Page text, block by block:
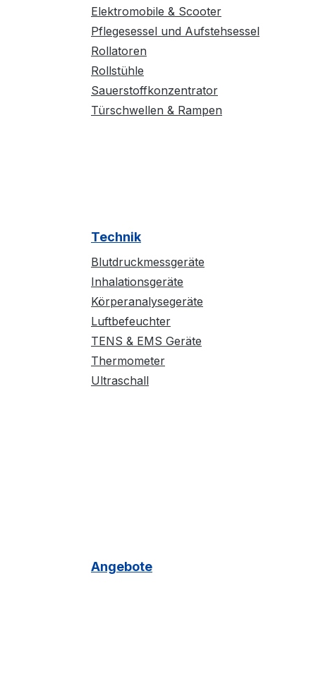
Elektromobile & Scooter
Pflegesessel und Aufstehsessel
Rollatoren
Rollstühle
Sauerstoffkonzentrator
Türschwellen & Rampen
Technik
Blutdruckmessgeräte
Inhalationsgeräte
Körperanalysegeräte
Luftbefeuchter
TENS & EMS Geräte
Thermometer
Ultraschall
Angebote